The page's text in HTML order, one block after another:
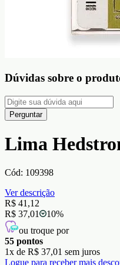
Dúvidas sobre o
Perguntar
Lima
Cód: 109398
Ver descrição
R$ 41,12
R$ 37,01
10%
ou troque por
55 pontos
1x de R$ 37,01 sem juros
Logue para receber mais